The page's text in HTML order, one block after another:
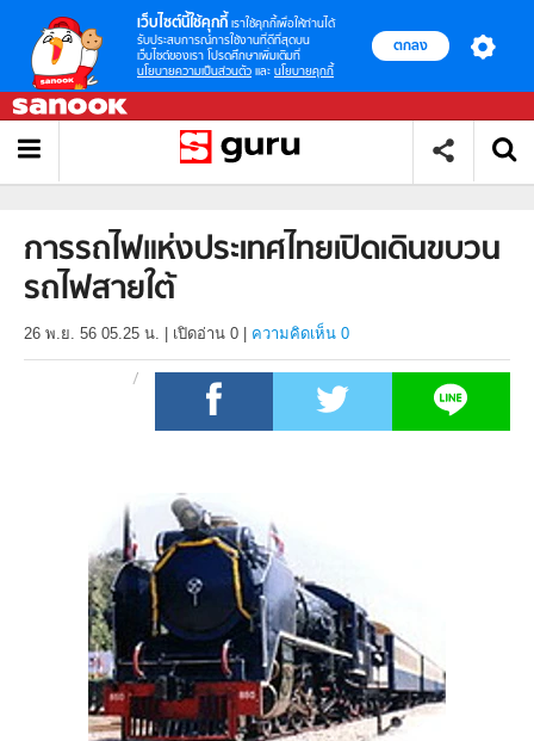
เว็บไซต์นี้ใช้คุกกี้ เราใช้คุกกี้เพื่อให้ท่านได้
รับประสบการณ์การใช้งานที่ดีที่สุดบน
เว็บไซต์ของเรา โปรดศึกษาเพิ่มเติมที่
นโยบายความเป็นส่วนตัว และ นโยบายคุกกี้
ตกลง
การรถไฟแห่งประเทศไทยเปิดเดินขบวน
รถไฟสายใต้
26 พ.ย. 56 05.25 น. เปิดอ่าน 0 ความคิดเห็น 0